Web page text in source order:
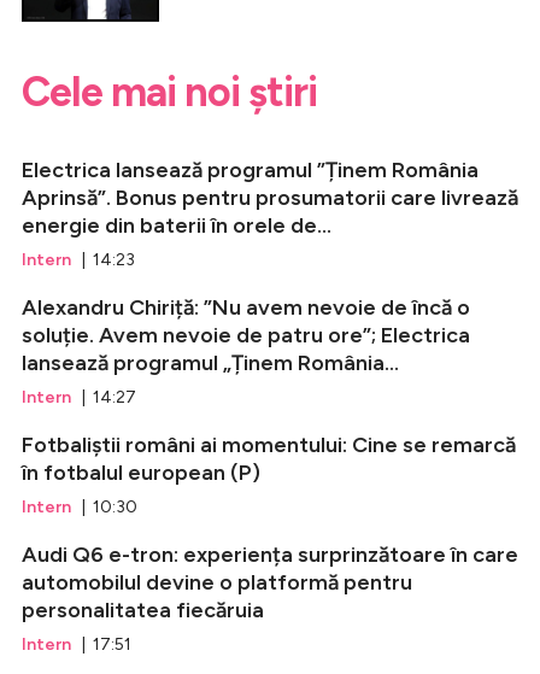
Cele mai noi știri
Electrica lansează programul ”Ținem România
Aprinsă”. Bonus pentru prosumatorii care livrează
energie din baterii în orele de...
Intern | 14:23
Alexandru Chiriță: ”Nu avem nevoie de încă o
soluție. Avem nevoie de patru ore”; Electrica
lansează programul „Ținem România...
Intern | 14:27
Fotbaliștii români ai momentului: Cine se remarcă
în fotbalul european (P)
Intern | 10:30
Audi Q6 e-tron: experiența surprinzătoare în care
automobilul devine o platformă pentru
personalitatea fiecăruia
Intern | 17:51